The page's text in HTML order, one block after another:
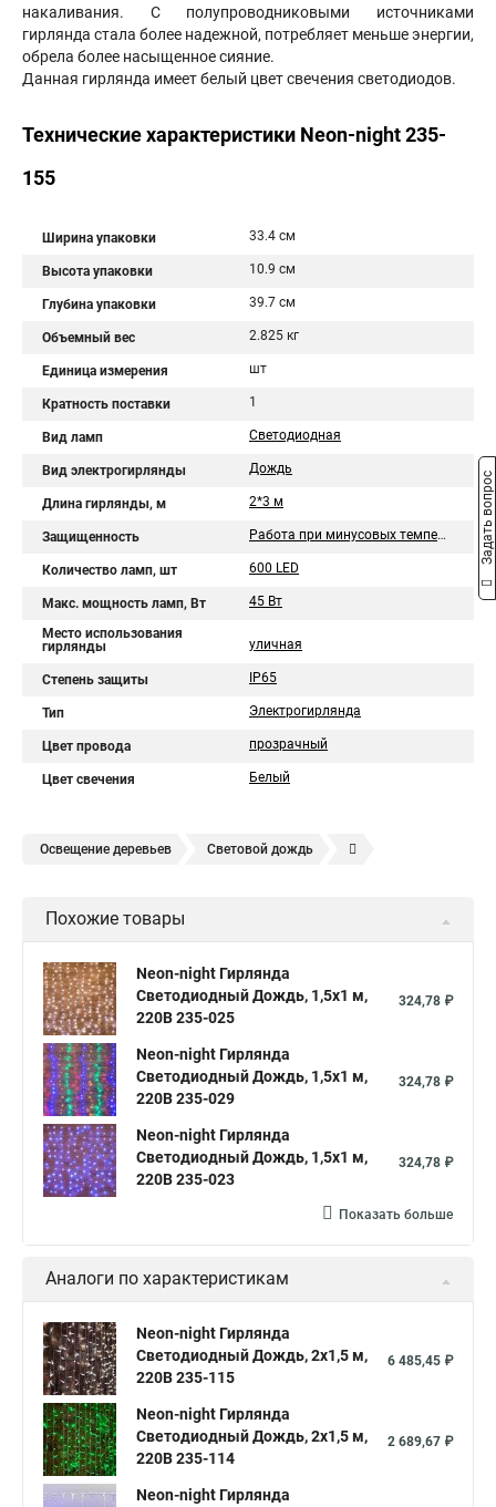
накаливания. С полупроводниковыми источниками
гирлянда стала более надежной, потребляет меньше энергии,
обрела более насыщенное сияние.
Данная гирлянда имеет белый цвет свечения светодиодов.
Технические характеристики Neon-night 235-
155
Ширина упаковки 33.4 см
Высота упаковки 10.9 см
Глубина упаковки 39.7 см
Объемный вес 2.825 кг
Единица измерения шт
Кратность поставки 1
Вид ламп Светодиодная
Вид электрогирлянды Дождь
Длина гирлянды, м 2*3 м
Защищенность Работа при минусовых температурах
Количество ламп, шт 600 LED
Макс. мощность ламп, Вт 45 Вт
Место использования
гирлянды
уличная
Степень защиты IP65
Тип Электрогирлянда
Цвет провода прозрачный
Цвет свечения Белый
Освещение деревьев Световой дождь
Похожие товары
Neon-night Гирлянда
Светодиодный Дождь, 1,5х1 м,
220В 235-025
324,78 ₽
Neon-night Гирлянда
Светодиодный Дождь, 1,5х1 м,
220В 235-029
324,78 ₽
Neon-night Гирлянда
Светодиодный Дождь, 1,5х1 м,
220В 235-023
324,78 ₽
Показать больше
Аналоги по характеристикам
Neon-night Гирлянда
Светодиодный Дождь, 2х1,5 м,
220В 235-115
6 485,45 ₽
Neon-night Гирлянда
Светодиодный Дождь, 2х1,5 м,
220В 235-114
2 689,67 ₽
Neon-night Гирлянда
Задать вопрос